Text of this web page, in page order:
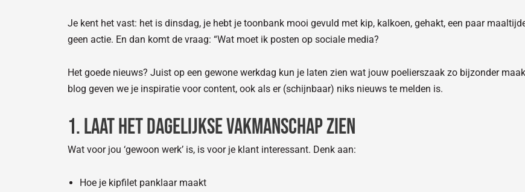
Je kent het vast: het is dinsdag, je hebt je toonbank mooi gevuld met kip, kalkoen, gehakt, een paar
geen actie. En dan komt de vraag: “Wat moet ik posten op sociale media?
Het goede nieuws? Juist op een gewone werkdag kun je laten zien wat jouw poelierszaak zo bijzonder
blog geven we je inspiratie voor content, ook als er (schijnbaar) niks nieuws te melden is.
1. Laat het dagelijkse vakmanschap zien
Wat voor jou ‘gewoon werk’ is, is voor je klant interessant. Denk aan:
Hoe je kipfilet panklaar maakt